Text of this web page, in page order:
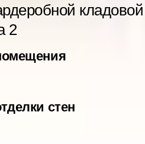
кладовой
2
стен